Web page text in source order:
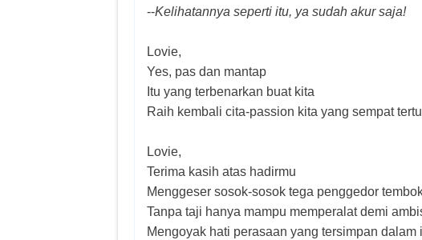
--Kelihatannya seperti itu, ya sudah akur saja!
Lovie,
Yes, pas dan mantap
Itu yang terbenarkan buat kita
Raih kembali cita-passion kita yang sempat
Lovie,
Terima kasih atas hadirmu
Menggeser sosok-sosok tega penggedor
Tanpa taji hanya mampu memperalat demi
Mengoyak hati perasaan yang tersimpan dalam